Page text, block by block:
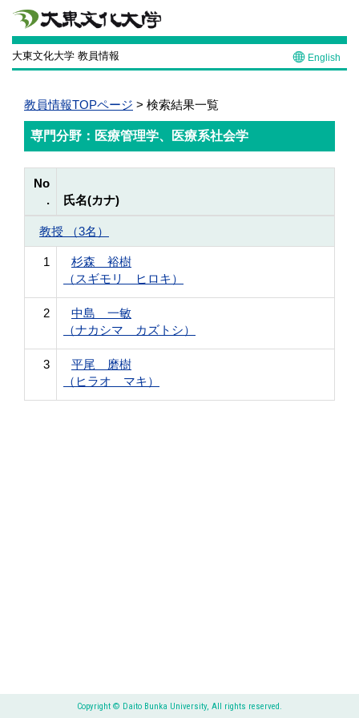
大東文化大学 教員情報 English
教員情報TOPページ > 検索結果一覧
専門分野：医療管理学、医療系社会学
No
.
氏名(カナ)
教授 （3名）
1
杉森 裕樹
（スギモリ ヒロキ）
2
中島 一敏
（ナカシマ カズトシ）
3
平尾 磨樹
（ヒラオ マキ）
Copyright © Daito Bunka University, All rights reserved.